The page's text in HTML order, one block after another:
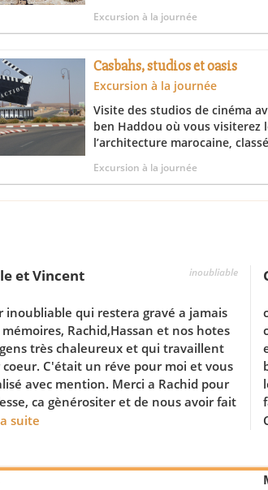
Excursion à la journée
Casbahs, studios et oasis
Excursion à la journée
Visite des studios de cinéma
ben Haddou où vous visiterez
l’architecture marocaine,
Excursion à la journée
et Vincent inoubliable
inoubliable qui restera gravé a jamais
Rachid,Hassan et nos hotes
très chaleureux et qui travaillent
coeur. C'était un réve pour moi et vous
avec mention. Merci a Rachid pour
ca gènérositer et de nous avoir fait
suite